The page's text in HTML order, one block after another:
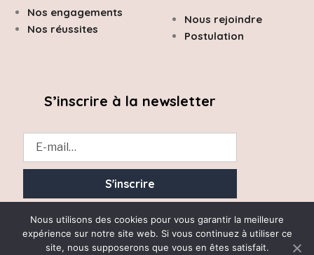
Nous rejoindre
Postulation
Nos engagements
Nos réussites
S’inscrire à la newsletter
Nous utilisons des cookies pour vous garantir la meilleure
expérience sur notre site web. Si vous continuez à utiliser ce
site, nous supposerons que vous en êtes satisfait.